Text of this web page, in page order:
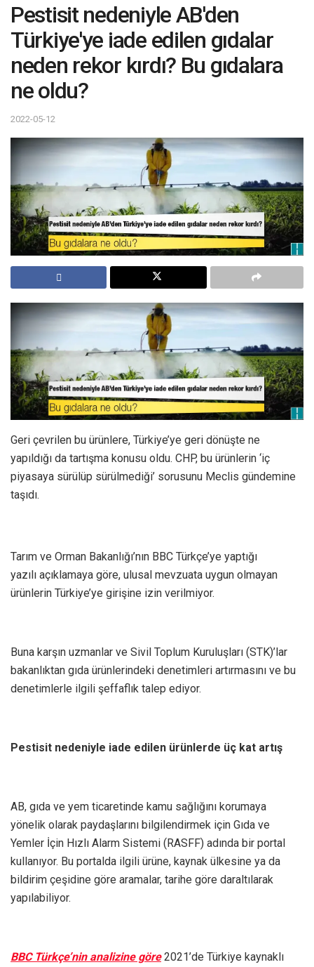
Pestisit nedeniyle AB'den
Türkiye'ye iade edilen gıdalar
neden rekor kırdı? Bu gıdalara
ne oldu?
2022-05-12
Geri çevrilen bu ürünlere, Türkiye’ye geri dönüşte ne
yapıldığı da tartışma konusu oldu. CHP, bu ürünlerin ‘iç
piyasaya sürülüp sürülmediği’ sorusunu Meclis gündemine
taşıdı.
Tarım ve Orman Bakanlığı’nın BBC Türkçe’ye yaptığı
yazılı açıklamaya göre, ulusal mevzuata uygun olmayan
ürünlerin Türkiye’ye girişine izin verilmiyor.
Buna karşın uzmanlar ve Sivil Toplum Kuruluşları (STK)’lar
bakanlıktan gıda ürünlerindeki denetimleri artırmasını ve bu
denetimlerle ilgili şeffaflık talep ediyor.
Pestisit nedeniyle iade edilen ürünlerde üç kat artış
AB, gıda ve yem ticaretinde kamu sağlığını korumaya
yönelik olarak paydaşlarını bilgilendirmek için Gıda ve
Yemler İçin Hızlı Alarm Sistemi (RASFF) adında bir portal
kullanıyor. Bu portalda ilgili ürüne, kaynak ülkesine ya da
bildirim çeşidine göre aramalar, tarihe göre daraltılarak
yapılabiliyor.
BBC Türkçe’nin analizine göre2021’de Türkiye kaynaklı